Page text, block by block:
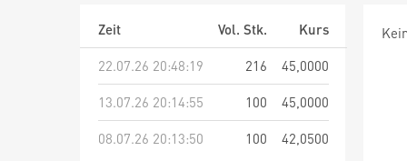
Zeit Vol. Stk.
Kurs
22.07.26 20:48:19
216
45,0000
13.07.26 20:14:55
100
45,0000
08.07.26 20:13:50
100 42,0500